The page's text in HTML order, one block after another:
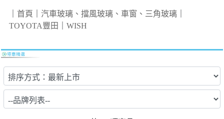
首頁 汽車玻璃、擋風玻璃、車窗、三角玻璃｜
TOYOTA豐田
WISH